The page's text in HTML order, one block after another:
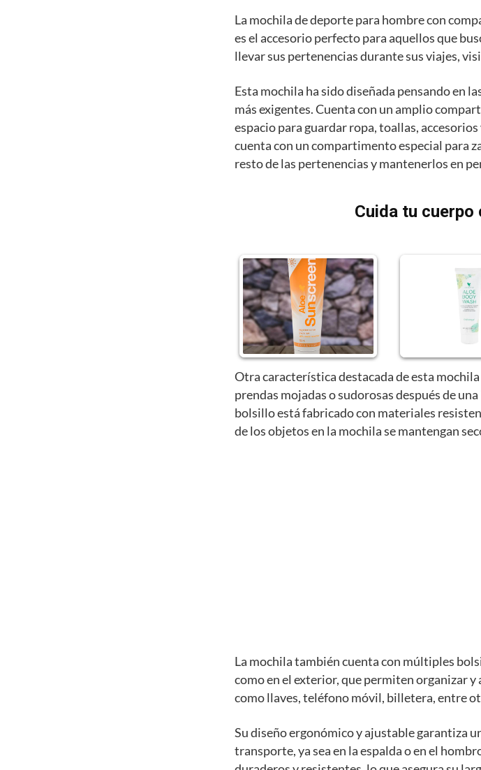
La mochila de deporte para hombre con
es el accesorio perfecto para aquellos que
llevar sus pertenencias durante sus viajes,
Esta mochila ha sido diseñada pensando en
más exigentes. Cuenta con un amplio
espacio para guardar ropa, toallas,
cuenta con un compartimento especial para
resto de las pertenencias y mantenerlos en
Cuida tu cuerpo
Otra característica destacada de esta
prendas mojadas o sudorosas después de
bolsillo está fabricado con materiales
de los objetos en la mochila se mantengan
La mochila también cuenta con múltiples
como en el exterior, que permiten organizar
como llaves, teléfono móvil, billetera, entre
Su diseño ergonómico y ajustable garantiza
transporte, ya sea en la espalda o en el